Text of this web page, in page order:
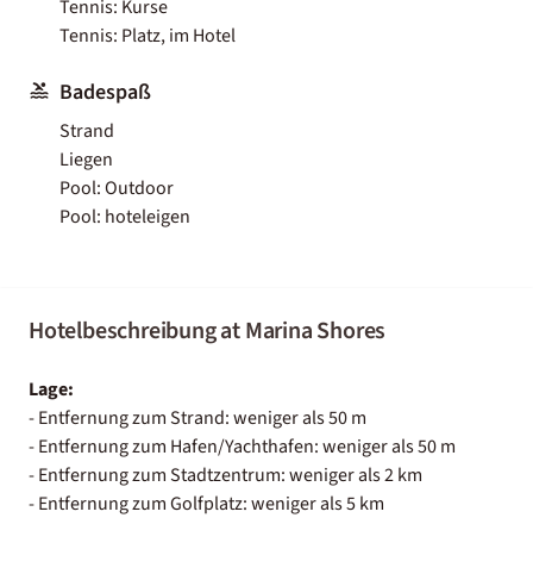
Tennis: Kurse
Tennis: Platz, im Hotel
Badespaß
Strand
Liegen
Pool: Outdoor
Pool: hoteleigen
Hotelbeschreibung at Marina Shores
Lage:
- Entfernung zum Strand: weniger als 50 m
- Entfernung zum Hafen/Yachthafen: weniger als 50 m
- Entfernung zum Stadtzentrum: weniger als 2 km
- Entfernung zum Golfplatz: weniger als 5 km